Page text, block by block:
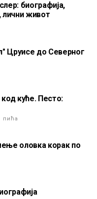
биографија,
лични живот
Цруисе до Северног
куће. Песто:
пића
оловка корак по